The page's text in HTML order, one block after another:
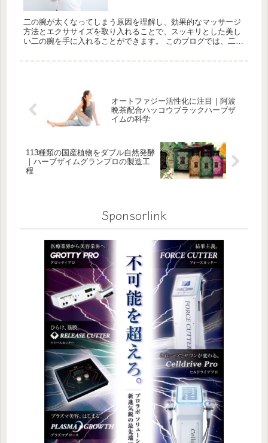
二の腕が太くなってしまう原因を理解し、効果的なマッサージ
方法とエクササイズを取り入れることで、スッキリとした美し
い二の腕を手に入れることができます。 このブログでは、二の
オートファジー活性化に注目｜阿波
晩茶配合ハッコウブラックハーブザ
イムの科学
113種類の国産植物をダブル自然発酵
｜ハーブザイムグランプロの製造工
程
Sponsorlink